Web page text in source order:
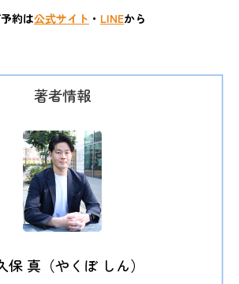
約は公式サイト ・ LINEから
保 真（やくぼ しん）